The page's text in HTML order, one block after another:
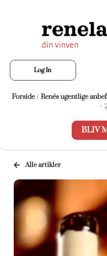
Log In
Forside/ Renés ugentlige
–
BLIV
Alle artikler